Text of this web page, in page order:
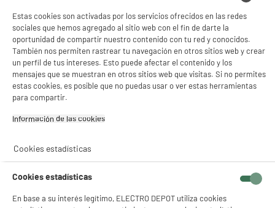
Estas cookies son activadas por los servicios ofrecidos en las redes
sociales que hemos agregado al sitio web con el fin de darte la
oportunidad de compartir nuestro contenido con tu red y conocidos.
También nos permiten rastrear tu navegación en otros sitios web y crear
un perfil de tus intereses. Esto puede afectar el contenido y los
mensajes que se muestran en otros sitios web que visitas. Si no permites
estas cookies, es posible que no puedas usar o ver estas herramientas
para compartir.
Información de las cookies‎
Cookies estadísticas
Cookies estadísticas
En base a su interés legítimo, ELECTRO DEPOT utiliza cookies